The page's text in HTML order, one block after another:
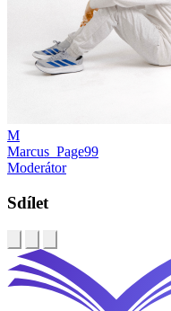
M
Marcus_Page99
Moderátor
Sdílet